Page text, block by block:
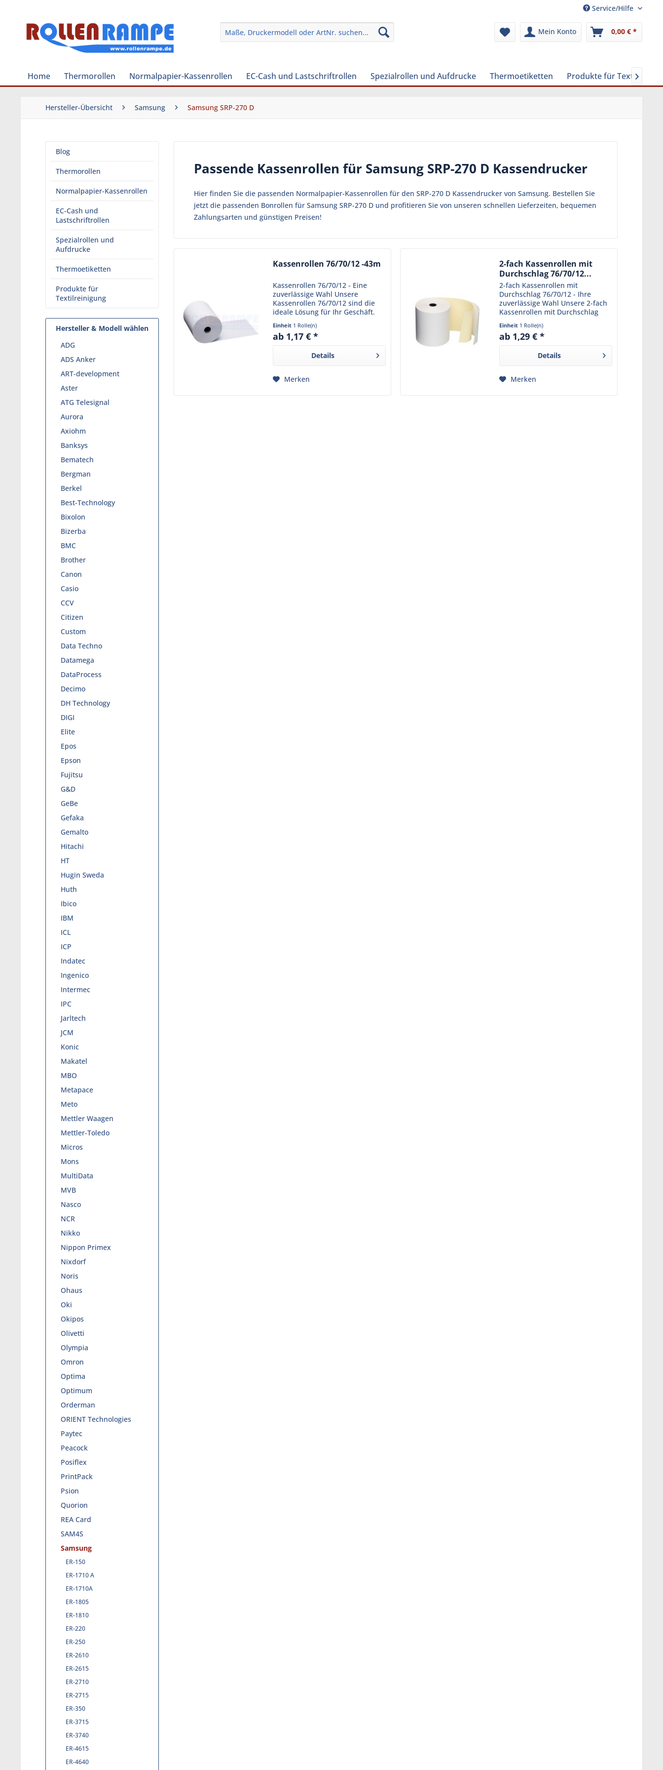
Service/Hilfe
Mein Konto 0,00 € *
Home Thermorollen Normalpapier-Kassenrollen EC-Cash und Lastschriftrollen Spezialrollen und Aufdrucke Thermoetiketten Produkte für 
Hersteller-Übersicht Samsung Samsung SRP-270 D
Blog
Thermorollen
Normalpapier-Kassenrollen
EC-Cash und
Lastschriftrollen
Spezialrollen und
Aufdrucke
Thermoetiketten
Produkte für
Textilreinigung
Hersteller & Modell wählen
ADG
ADS Anker
ART-development
Aster
ATG Telesignal
Aurora
Axiohm
Banksys
Bematech
Bergman
Berkel
Best-Technology
Bixolon
Bizerba
BMC
Brother
Canon
Casio
CCV
Citizen
Custom
Data Techno
Datamega
DataProcess
Decimo
DH Technology
DIGI
Elite
Epos
Epson
Fujitsu
G&D
GeBe
Gefaka
Gemalto
Hitachi
HT
Hugin Sweda
Huth
Ibico
IBM
ICL
ICP
Indatec
Ingenico
Intermec
IPC
Jarltech
JCM
Konic
Makatel
MBO
Metapace
Meto
Mettler Waagen
Mettler-Toledo
Micros
Mons
MultiData
MVB
Nasco
NCR
Nikko
Nippon Primex
Nixdorf
Noris
Ohaus
Oki
Okipos
Olivetti
Olympia
Omron
Optima
Optimum
Orderman
ORIENT Technologies
Paytec
Peacock
Posiflex
PrintPack
Psion
Quorion
REA Card
SAM4S
Samsung
ER-150
ER-1710 A
ER-1710A
ER-1805
ER-1810
ER-220
ER-250
ER-2610
ER-2615
ER-2710
ER-2715
ER-350
ER-3715
ER-3740
ER-4615
ER-4640
Passende Kassenrollen für Samsung SRP-270 D Kassendrucker
Hier finden Sie die passenden Normalpapier-Kassenrollen für den SRP-270 D Kassendrucker von Samsung. Bestellen Sie
jetzt die passenden Bonrollen für Samsung SRP-270 D und profitieren Sie von unseren schnellen Lieferzeiten, bequemen
Zahlungsarten und günstigen Preisen!
Kassenrollen 76/70/12 -43m
Kassenrollen 76/70/12 - Eine
zuverlässige Wahl Unsere
Kassenrollen 76/70/12 sind die
ideale Lösung für Ihr Geschäft.
Hergestellt aus hochwertigem
Normalpapier mit einer
Grammatur vn 60g ,
dauerhafte...
Einheit 1 Rolle(n)
ab 1,17 € *
Details
Merken
2-fach Kassenrollen mit
Durchschlag 76/70/12...
2-fach Kassenrollen mit
Durchschlag 76/70/12 - Ihre
zuverlässige Wahl Unsere 2-fach
Kassenrollen mit Durchschlag
76/70/12 sind die perfekte
Lösung für Ihr Geschäft. Sie sind
speziell für den Einsatz in
Einheit 1 Rolle(n)
ab 1,29 € *
Details
Merken